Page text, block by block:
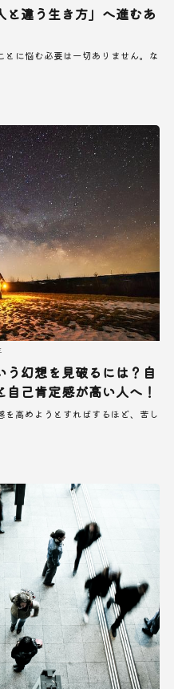
と違う生き方」へ進むあ
とに悩む必要は一切ありません。な
う幻想を見破るには？自
己肯定感が高い人へ！
を高めようとすればするほど、苦し